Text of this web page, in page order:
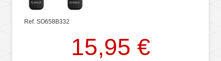
Ref. SO658B332
15,95 €